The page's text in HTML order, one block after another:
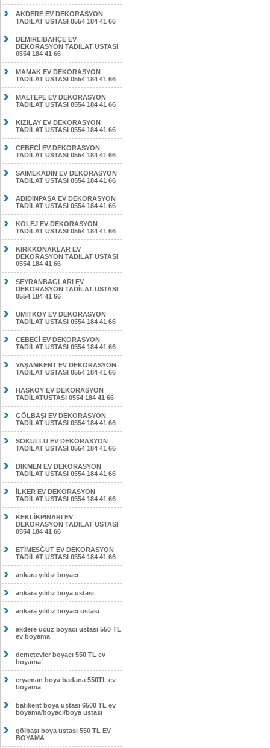
AKDERE EV DEKORASYON
TADİLAT USTASI 0554 184 41 66
DEMİRLİBAHÇE EV
DEKORASYON TADİLAT USTASI
0554 184 41 66
MAMAK EV DEKORASYON
TADİLAT USTASI 0554 184 41 66
MALTEPE EV DEKORASYON
TADİLAT USTASI 0554 184 41 66
KIZILAY EV DEKORASYON
TADİLAT USTASI 0554 184 41 66
CEBECİ EV DEKORASYON
TADİLAT USTASI 0554 184 41 66
SAİMEKADIN EV DEKORASYON
TADİLAT USTASI 0554 184 41 66
ABİDİNPAŞA EV DEKORASYON
TADİLAT USTASI 0554 184 41 66
KOLEJ EV DEKORASYON
TADİLAT USTASI 0554 184 41 66
KIRKKONAKLAR EV
DEKORASYON TADİLAT USTASI
0554 184 41 66
SEYRANBAGLARI EV
DEKORASYON TADİLAT USTASI
0554 184 41 66
ÜMİTKÖY EV DEKORASYON
TADİLAT USTASI 0554 184 41 66
CEBECİ EV DEKORASYON
TADİLAT USTASI 0554 184 41 66
YAŞAMKENT EV DEKORASYON
TADİLAT USTASI 0554 184 41 66
HASKÖY EV DEKORASYON
TADİLATUSTASI 0554 184 41 66
GÖLBAŞI EV DEKORASYON
TADİLAT USTASI 0554 184 41 66
SOKULLU EV DEKORASYON
TADİLAT USTASI 0554 184 41 66
DİKMEN EV DEKORASYON
TADİLAT USTASI 0554 184 41 66
İLKER EV DEKORASYON
TADİLAT USTASI 0554 184 41 66
KEKLİKPINARI EV
DEKORASYON TADİLAT USTASI
0554 184 41 66
ETİMESĞUT EV DEKORASYON
TADİLAT USTASI 0554 184 41 66
ankara yıldız boyacı
ankara yıldız boya ustası
ankara yıldız boyacı ustası
akdere ucuz boyacı ustası 550 TL
ev boyama
demetevler boyacı 550 TL ev
boyama
eryaman boya badana 550TL ev
boyama
batıkent boya ustası 6500 TL ev
boyama/boyacı/boya ustası
gölbaşı boya ustası 550 TL EV
BOYAMA